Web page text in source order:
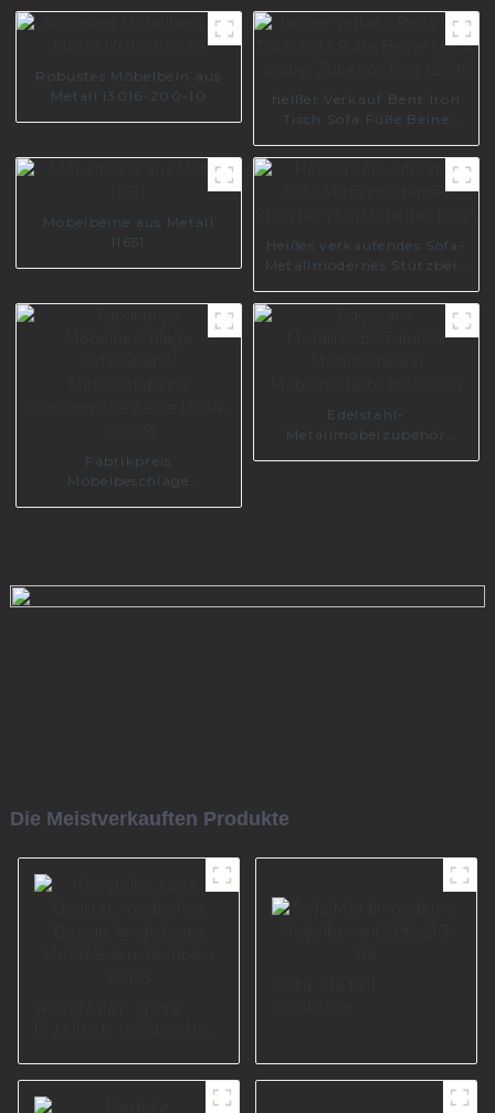
Robustes Möbelbein aus
Metall I3016-200-10
heißer Verkauf Bent Iron
Tisch Sofa Füße Beine
I2896
Möbelbeine aus Metall
I1651
Heißes verkaufendes Sofa-
Metallmodernes Stützbein
Fabrikpreis
Möbelbeschläge
Edelstahl-
Metallmöbelzubehör
Die Meistverkauften Produkte
Metall-Eisen-